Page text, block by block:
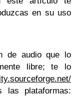
en su uso
de audio que lo
libre; te lo
las plataformas: